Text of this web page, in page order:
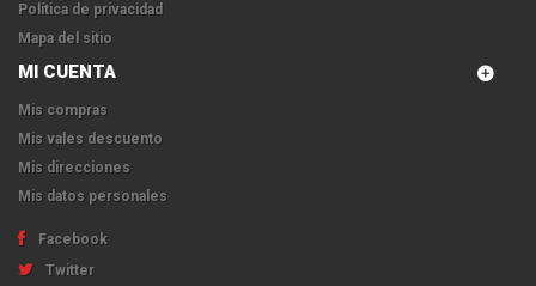
Política de privacidad
Mapa del sitio
MI CUENTA
Mis compras
Mis vales descuento
Mis direcciones
Mis datos personales
Facebook
Twitter